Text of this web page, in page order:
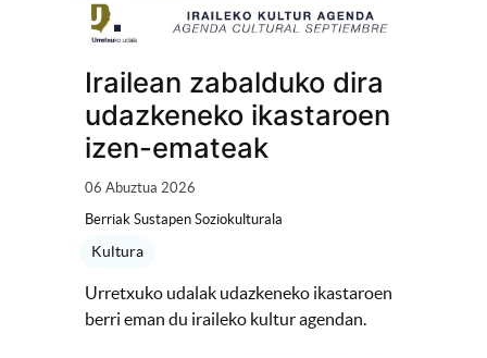
Irailean zabalduko dira
udazkeneko ikastaroen
izen-emateak
06 Abuztua 2026
Berriak Sustapen Soziokulturala
Kultura
Urretxuko udalak udazkeneko ikastaroen
berri eman du iraileko kultur agendan.